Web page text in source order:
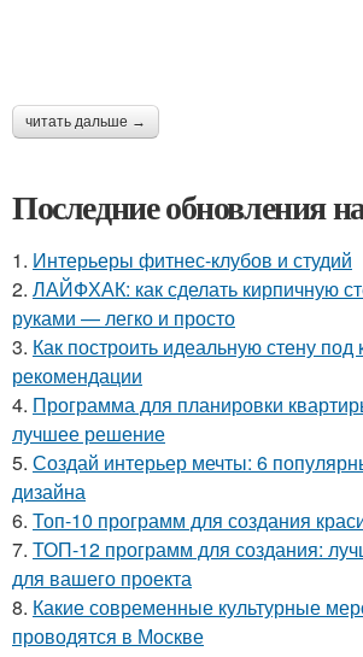
читать дальше →
Последние обновления
1. Интерьеры фитнес-клубов и студий
2. ЛАЙФХАК: как сделать кирпичную
руками — легко и просто
3. Как построить идеальную стену под
рекомендации
4. Программа для планировки
лучшее решение
5. Создай интерьер мечты: 6
дизайна
6. Топ-10 программ для создания
7. ТОП-12 программ для создания:
для вашего проекта
8. Какие современные культурные
проводятся в Москве